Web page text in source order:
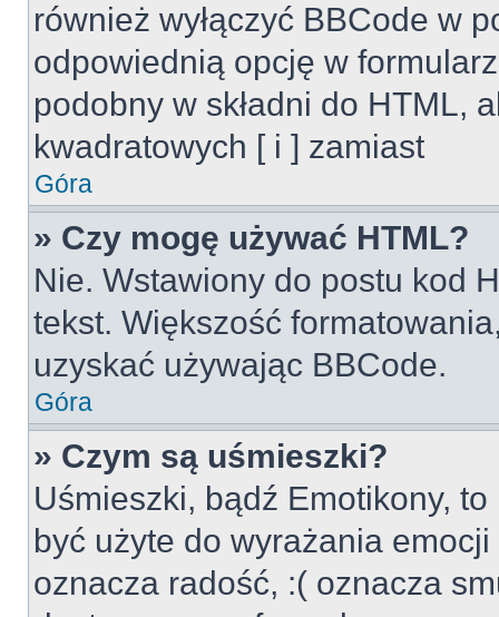
również wyłączyć BBCode w
odpowiednią opcję w
podobny w składni do HTML,
kwadratowych [ i ] zamiast
Góra
» Czy mogę używać HTML?
Nie. Wstawiony do postu kod
tekst. Większość
uzyskać używając BBCode.
Góra
» Czym są uśmieszki?
Uśmieszki, bądź Emotikony,
być użyte do wyrażania
oznacza radość, :( oznacza